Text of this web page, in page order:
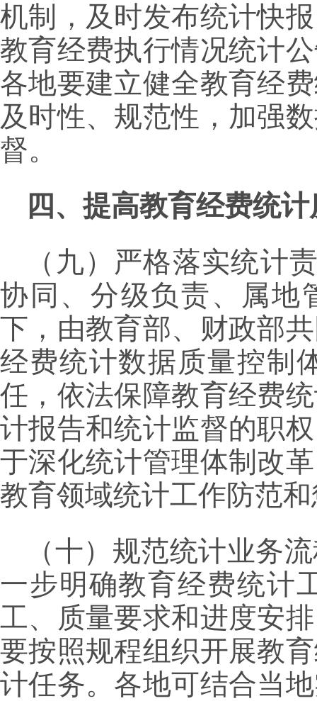
机制，及时发布统计快
教育经费执行情况统计
各地要建立健全教育经
及时性、规范性，加强
督。
四、提高教育经费统
（九）严格落实统计
协同、分级负责、属地
下，由教育部、财政部
经费统计数据质量控制
任，依法保障教育经费
计报告和统计监督的职
于深化统计管理体制改
教育领域统计工作防范
（十）规范统计业务
一步明确教育经费统计
工、质量要求和进度安
要按照规程组织开展教
计任务。各地可结合当